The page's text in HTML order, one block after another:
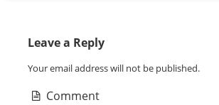
Leave a Reply
Your email address will not be published.
Comment